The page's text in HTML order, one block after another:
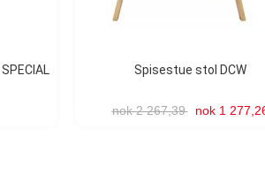
Spisestue stol DCW
nok 2 267,39 nok 1